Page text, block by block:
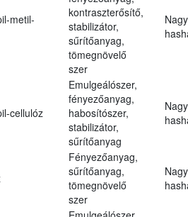
metil-
kontraszterősítő,
stabilizátor,
sűrítőanyag,
tömegnövelő
szer
cellulóz
Emulgeálószer,
fényezőanyag,
habosítószer,
stabilizátor,
sűrítőanyag
Fényezőanyag,
sűrítőanyag,
tömegnövelő
szer